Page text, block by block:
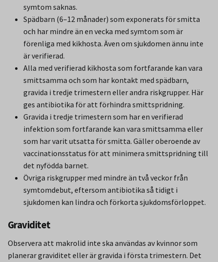
symtom saknas.
Spädbarn (6–12 månader) som exponerats för smitta
och har mindre än en vecka med symtom som är
förenliga med kikhosta. Även om sjukdomen ännu inte
är verifierad.
Alla med verifierad kikhosta som fortfarande kan vara
smittsamma och som har kontakt med spädbarn,
gravida i tredje trimestern eller andra riskgrupper. Här
ges antibiotika för att förhindra smittspridning.
Gravida i tredje trimestern som har en verifierad
infektion som fortfarande kan vara smittsamma eller
som har varit utsatta för smitta. Gäller oberoende av
vaccinationsstatus för att minimera smittspridning till
det nyfödda barnet.
Övriga riskgrupper med mindre än två veckor från
symtomdebut, eftersom antibiotika så tidigt i
sjukdomen kan lindra och förkorta sjukdomsförloppet.
Graviditet
Observera att makrolid inte ska användas av kvinnor som
planerar graviditet eller är gravida i första trimestern. Det